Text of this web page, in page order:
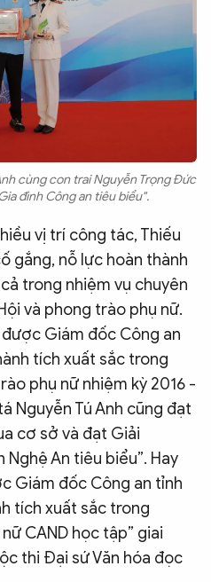
cùng con trai Nguyễn Trọng Đức
đình Công an tiêu biểu".
vị trí công tác, Thiếu
gắng, nỗ lực hoàn thành
trong nhiệm vụ chuyên
và phong trào phụ nữ.
Giám đốc Công an
tích xuất sắc trong
phụ nữ nhiệm kỳ 2016 -
Nguyễn Tú Anh cũng đạt
cơ sở và đạt Giải
Nghệ An tiêu biểu”. Hay
Giám đốc Công an tỉnh
tích xuất sắc trong
CAND học tập” giai
thi Đại sứ Văn hóa đọc